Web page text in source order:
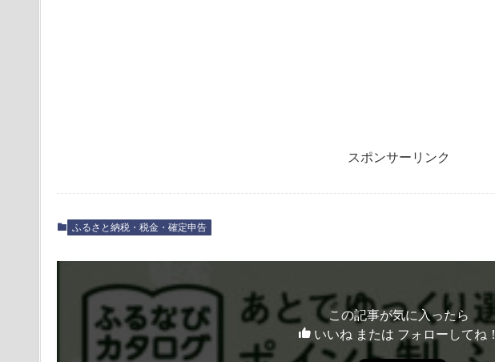
スポンサーリンク
ふるさと納税・税金・確定申告
この記事が気に入ったら
いいね または フォローしてね！